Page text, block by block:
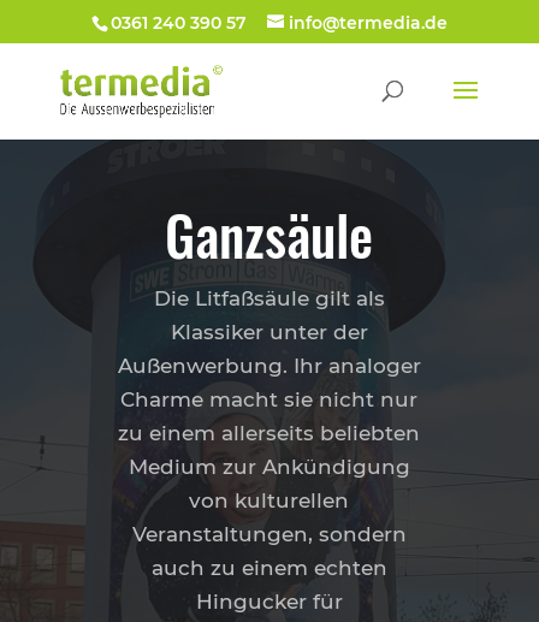
0361 240 390 57 info@termedia.de
Ganzsäule
Die Litfaßsäule gilt als
Klassiker unter der
Außenwerbung. Ihr analoger
Charme macht sie nicht nur
zu einem allerseits beliebten
Medium zur Ankündigung
von kulturellen
Veranstaltungen, sondern
auch zu einem echten
Hingucker für